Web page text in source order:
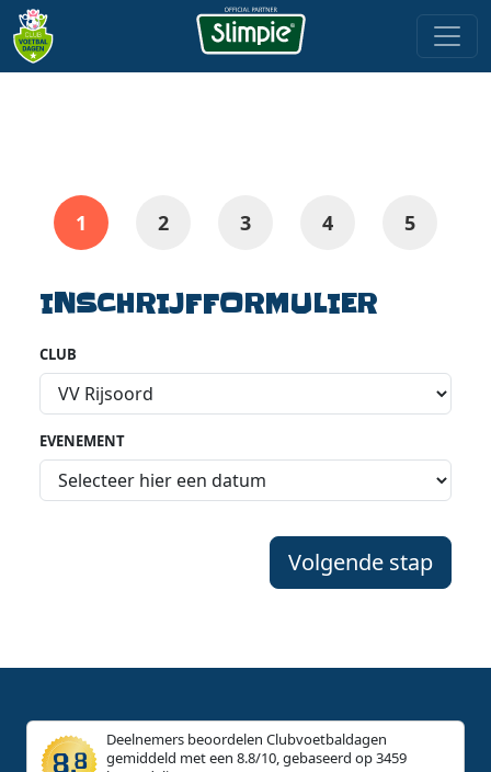
INSCHRIJFFORMULIER
CLUB
EVENEMENT
Volgende stap
Deelnemers beoordelen Clubvoetbaldagen
gemiddeld met een 8.8/10, gebaseerd op 3459